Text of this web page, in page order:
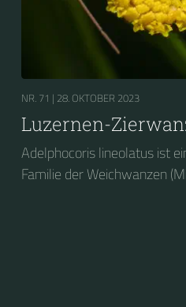
NR. 71 | 28. OKTOBER 2023
Luzernen-
Adelphocoris lineolatus ist
Familie der Weichwanzen